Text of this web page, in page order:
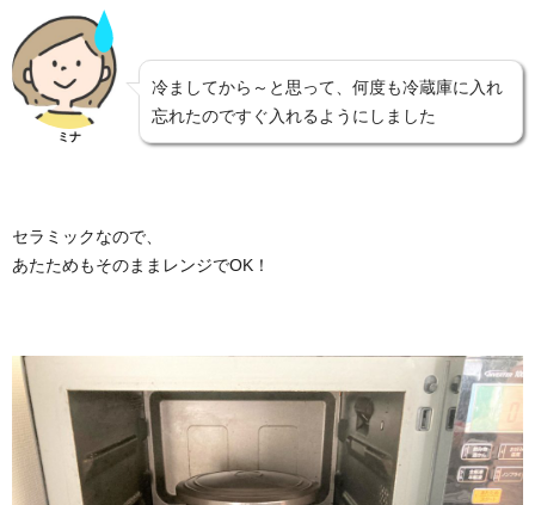
ミナ
冷ましてから～と思って、何度も冷蔵庫に入れ
忘れたのですぐ入れるようにしました
セラミックなので、
あたためもそのままレンジでOK！